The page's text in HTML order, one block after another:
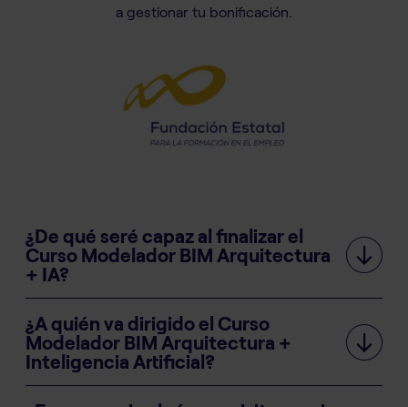
a gestionar tu bonificación.
¿De qué seré capaz al finalizar el
Curso Modelador BIM Arquitectura
+ IA?
¿A quién va dirigido el Curso
Modelador BIM Arquitectura +
Inteligencia Artificial?